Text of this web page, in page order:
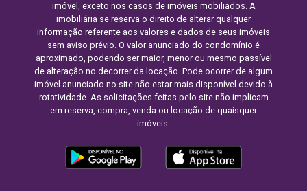
imóvel, exceto nos casos de imóveis mobiliados. A
imobiliária se reserva o direito de alterar qualquer
informação referente aos valores e dados de seus imóveis
sem aviso prévio. O valor anunciado do condomínio é
aproximado, podendo ser maior, menor ou mesmo passível
de alteração no decorrer da locação. Pode ocorrer de algum
imóvel anunciado no site não estar mais disponível devido à
rotatividade. As solicitações feitas pelo site não implicam
em reserva, compra, venda ou locação de quaisquer
imóveis.